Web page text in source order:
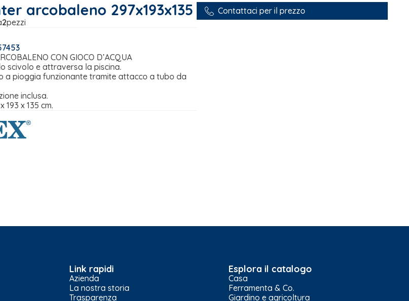
arcobaleno 297x193x135
2pezzi
CON GIOCO D’ACQUA
scivolo e attraversa la piscina.
a pioggia funzionante tramite attacco a tubo da
inclusa.
193 x 135 cm.
Contattaci per il prezzo
Link rapidi
Azienda
La nostra storia
Trasparenza
Esplora il catalogo
Casa
Ferramenta & Co.
Giardino e agricoltura